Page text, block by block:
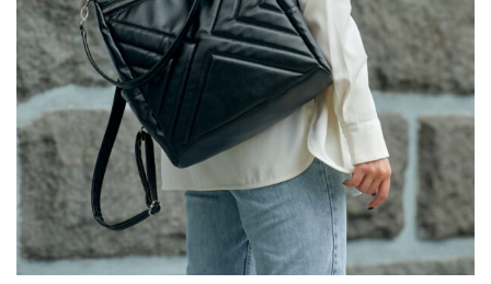
и
и
м
о
у